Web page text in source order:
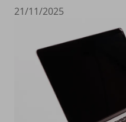
21/11/2025